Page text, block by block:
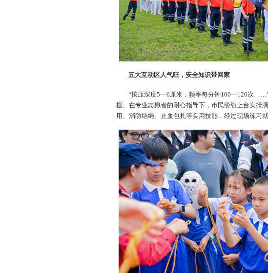
五大互动区人气旺，安全知识带回家
“按压深度5—6厘米，频率每分钟100—120次
棚。在专业志愿者的耐心指导下，市民纷纷上台实操
用、消防结绳、止血包扎等实用技能，经过现场练习就